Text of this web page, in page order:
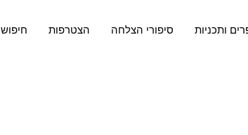
חיפוש הצטרפות סיפורי הצלחה ותכניות